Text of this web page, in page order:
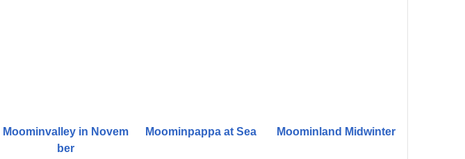
Moominvalley in Novem
ber
Moominpappa at Sea Moominland Midwinter